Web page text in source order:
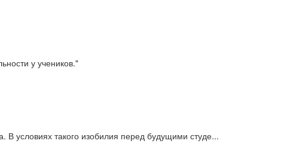
у учеников."
условиях такого изобилия перед будущими студе...